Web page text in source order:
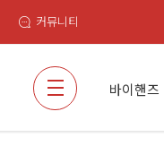
커뮤니티
바이핸즈